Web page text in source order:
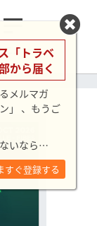
ュー
「トラベ
から届く
メルマガ
」 、もうご
いなら…
すぐ登録する